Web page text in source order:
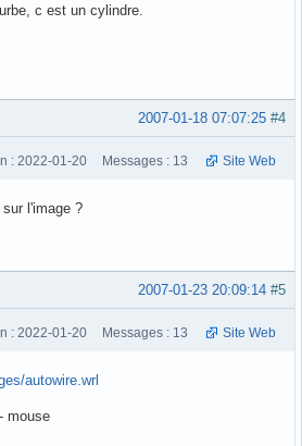
c est un cylindre.
#4
2007-01-18 07:07:25
: 2022-01-20 Messages : 13 Site Web
l'image ?
#5
2007-01-23 20:09:14
: 2022-01-20 Messages : 13 Site Web
autowire.wrl
mouse